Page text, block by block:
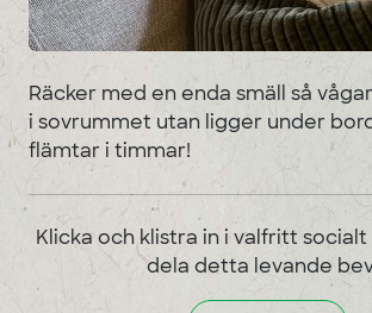
Räcker med en enda smäll så
i sovrummet utan ligger under
flämtar i timmar!
Klicka och klistra in i valfritt
dela detta levande